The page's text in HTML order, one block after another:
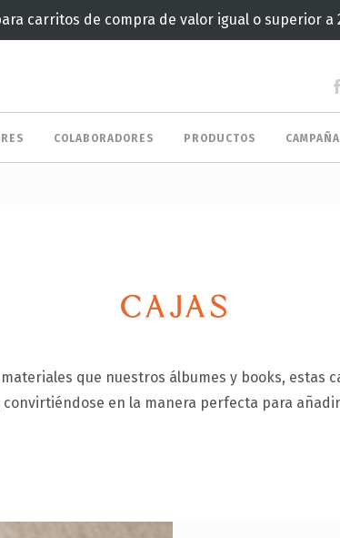
carritos de compra de valor igual o superior a
COLABORADORES PRODUCTOS CAMPAÑA
CAJAS
que nuestros álbumes y books, estas
convirtiéndose en la manera perfecta para